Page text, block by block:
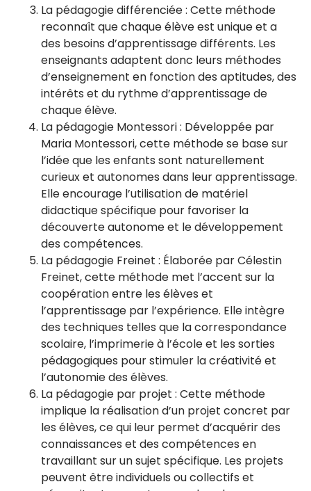
La pédagogie différenciée : Cette méthode
reconnaît que chaque élève est unique et a
des besoins d’apprentissage différents. Les
enseignants adaptent donc leurs méthodes
d’enseignement en fonction des aptitudes, des
intérêts et du rythme d’apprentissage de
chaque élève.
La pédagogie Montessori : Développée par
Maria Montessori, cette méthode se base sur
l’idée que les enfants sont naturellement
curieux et autonomes dans leur apprentissage.
Elle encourage l’utilisation de matériel
didactique spécifique pour favoriser la
découverte autonome et le développement
des compétences.
La pédagogie Freinet : Élaborée par Célestin
Freinet, cette méthode met l’accent sur la
coopération entre les élèves et
l’apprentissage par l’expérience. Elle intègre
des techniques telles que la correspondance
scolaire, l’imprimerie à l’école et les sorties
pédagogiques pour stimuler la créativité et
l’autonomie des élèves.
La pédagogie par projet : Cette méthode
implique la réalisation d’un projet concret par
les élèves, ce qui leur permet d’acquérir des
connaissances et des compétences en
travaillant sur un sujet spécifique. Les projets
peuvent être individuels ou collectifs et